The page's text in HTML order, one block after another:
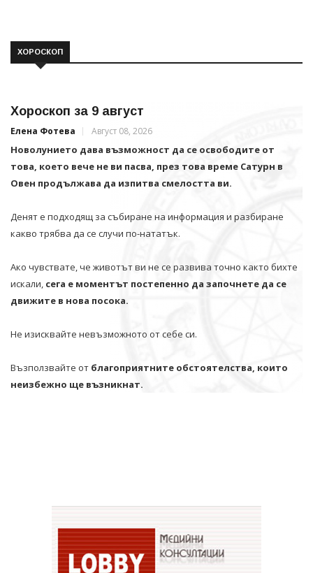
ХОРОСКОП
Хороскоп за 9 август
Елена Фотева Август 08, 2026
Новолунието дава възможност да се освободите от
това, което вече не ви пасва, през това време Сатурн в
Овен продължава да изпитва смелостта ви.
Денят е подходящ за събиране на информация и разбиране
какво трябва да се случи по-нататък.
Ако чувствате, че животът ви не се развива точно както бихте
искали, сега е моментът постепенно да започнете да се
движите в нова посока.
Не изисквайте невъзможното от себе си.
Възползвайте от благоприятните обстоятелства, които
неизбежно ще възникнат.